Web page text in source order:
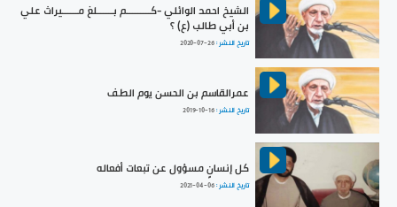
الشيخ احمد الوائلي -كـــــــــم بــــــلغ مــــــيراث علي
بن أبي طالب (ع) ؟
تاريخ النشر :2020-07-26
عمرالقاسم بن الحسن يوم الطف
تاريخ النشر :2019-10-16
كل إنسانٍ مسؤول عن تبعات أفعاله
تاريخ النشر :2021-04-06